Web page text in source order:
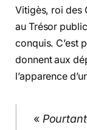
Vitigès, roi des
au Trésor
conquis. C’est
donnent aux
l’apparence
«